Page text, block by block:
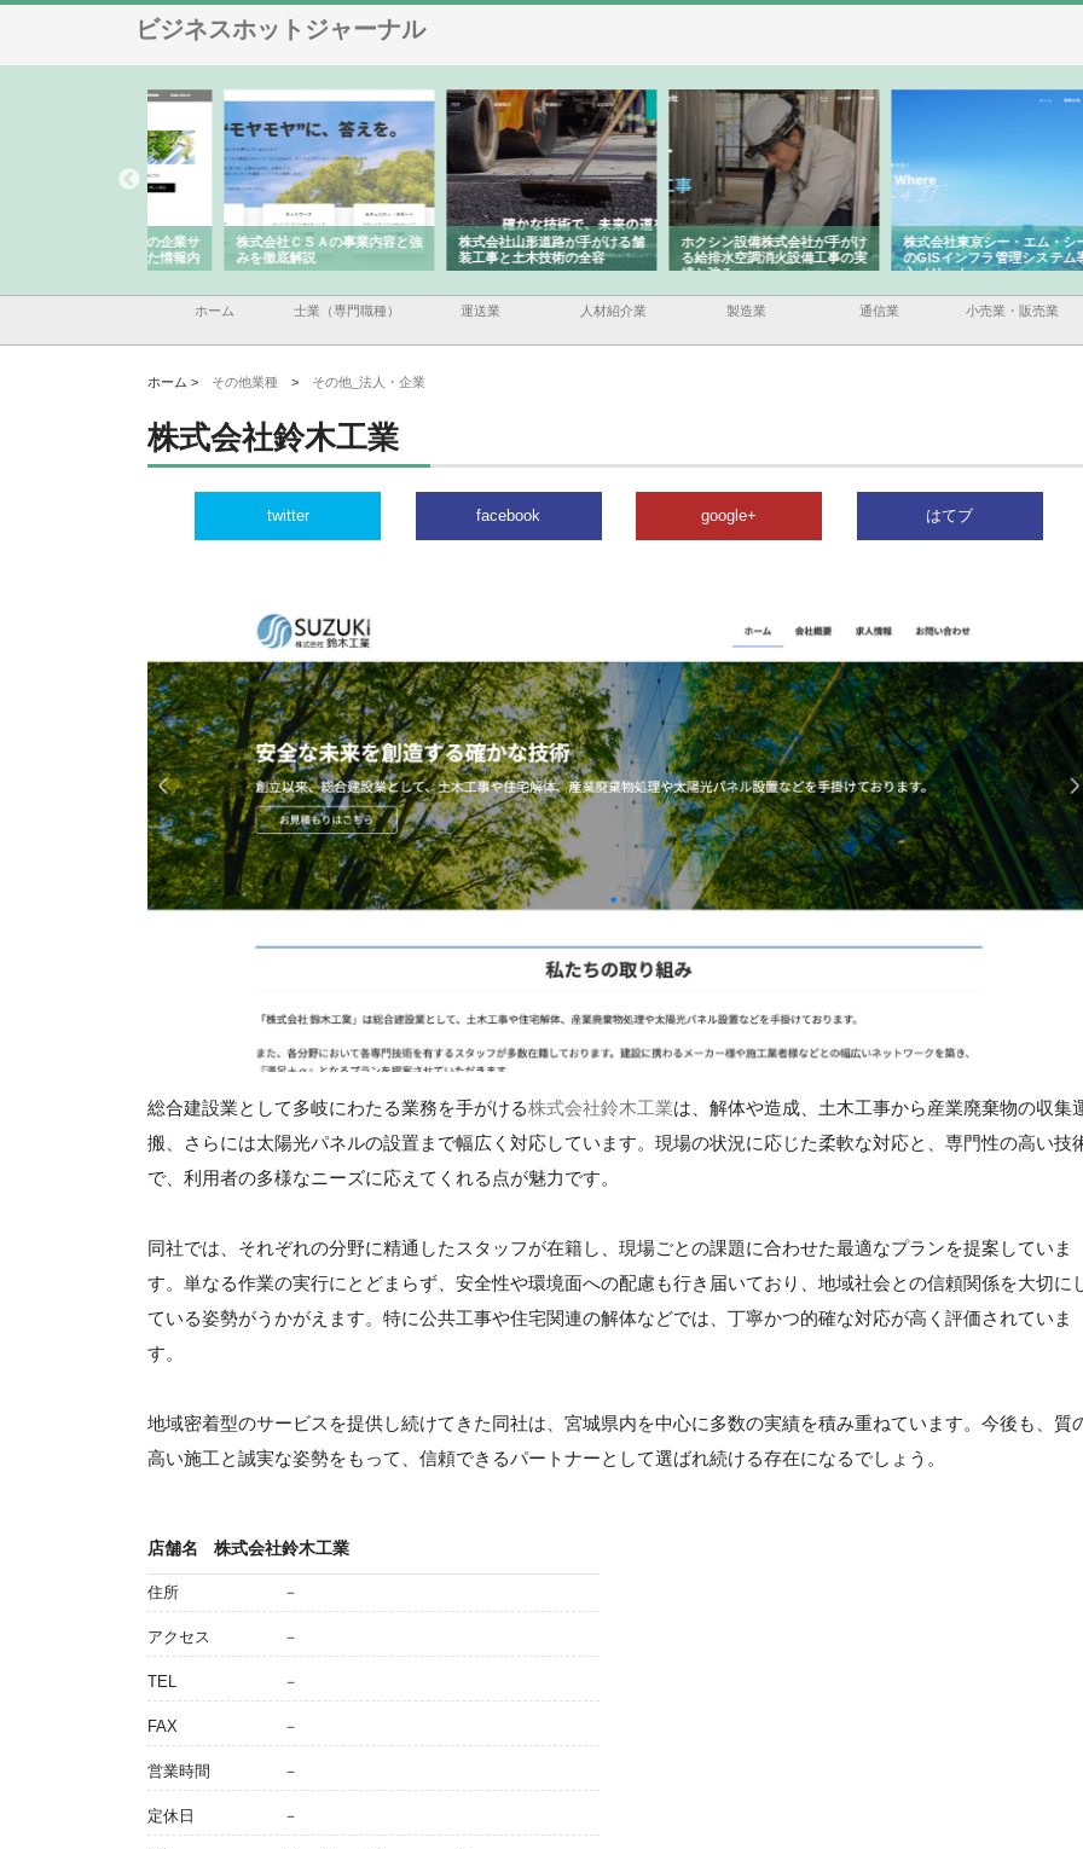
ビジネスホットジャーナル
株式会社ＣＳＡの事業内容と強
みを徹底解説
株式会社山形道路が手がける舗
装工事と土木技術の全容
ホクシン設備株式会社が手がけ
る給排水空調消火設備工事の実
績と強み
株式会社東京シー・エム・シー
のGISインフラ管理システム導
入メリット
株
か
由
ホーム 士業（専門職種） 運送業 人材紹介業 製造業 通信業 小売業・販売業
ホーム > その他業種 > その他_法人・企業
株式会社鈴木工業
twitter facebook google+ はてブ
総合建設業として多岐にわたる業務を手がける株式会社鈴木工業は、解体や造成、土木工事から産業廃棄物の収集
搬、さらには太陽光パネルの設置まで幅広く対応しています。現場の状況に応じた柔軟な対応と、専門性の高い技
で、利用者の多様なニーズに応えてくれる点が魅力です。
同社では、それぞれの分野に精通したスタッフが在籍し、現場ごとの課題に合わせた最適なプランを提案していま
す。単なる作業の実行にとどまらず、安全性や環境面への配慮も行き届いており、地域社会との信頼関係を大切に
ている姿勢がうかがえます。特に公共工事や住宅関連の解体などでは、丁寧かつ的確な対応が高く評価されていま
す。
地域密着型のサービスを提供し続けてきた同社は、宮城県内を中心に多数の実績を積み重ねています。今後も、質
高い施工と誠実な姿勢をもって、信頼できるパートナーとして選ばれ続ける存在になるでしょう。
店舗名 株式会社鈴木工業
住所 －
アクセス －
TEL －
FAX －
営業時間 －
定休日 －